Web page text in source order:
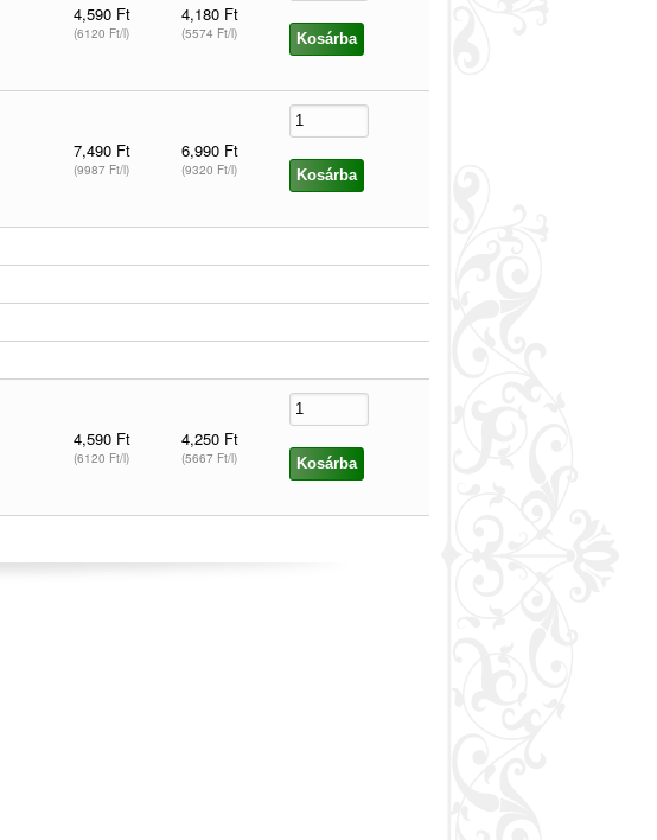
4,590 Ft
(6120 Ft/l)
4,180 Ft
(5574 Ft/l)
7,490 Ft
(9987 Ft/l)
6,990 Ft
(9320 Ft/l)
4,590 Ft
(6120 Ft/l)
4,250 Ft
(5667 Ft/l)